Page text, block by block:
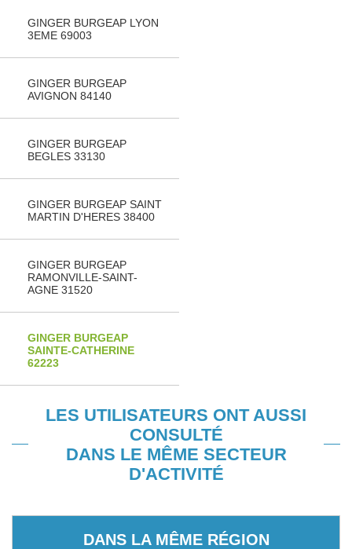
GINGER BURGEAP LYON
3EME 69003
GINGER BURGEAP
AVIGNON 84140
GINGER BURGEAP
BEGLES 33130
GINGER BURGEAP SAINT
MARTIN D'HERES 38400
GINGER BURGEAP
RAMONVILLE-SAINT-
AGNE 31520
GINGER BURGEAP
SAINTE-CATHERINE
62223
LES UTILISATEURS ONT AUSSI
CONSULTÉ
DANS LE MÊME SECTEUR
D'ACTIVITÉ
DANS LA MÊME RÉGION